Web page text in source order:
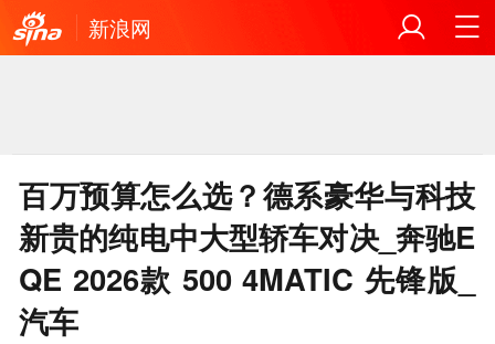
新浪网
百万预算怎么选？德系豪华与科技
新贵的纯电中大型轿车对决_奔驰E
QE 2026款 500 4MATIC 先锋版_
汽车